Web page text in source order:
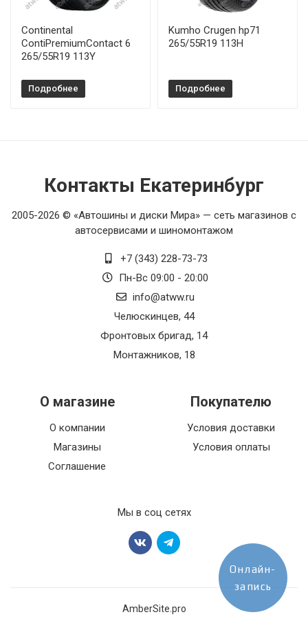
Continental
ContiPremiumContact 6
265/55R19 113Y
Подробнее
Kumho Crugen hp71
265/55R19 113H
Подробнее
Контакты Екатеринбург
2005-2026 © «Автошины и диски Мира» — сеть магазинов с
автосервисами и шиномонтажом
+7 (343) 228-73-73
Пн-Вс 09:00 - 20:00
info@atww.ru
Челюскинцев, 44
Фронтовых бригад, 14
Монтажников, 18
О магазине
О компании
Магазины
Соглашение
Покупателю
Условия доставки
Условия оплаты
Мы в соц сетях
AmberSite.pro
Онлайн-
запись